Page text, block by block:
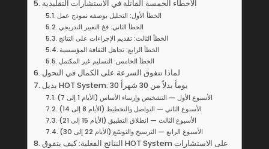
الأخطاء الخمسة القاتلة في الاستشارات التقليدية
الخطأ الأول: التحليل بوصفه نموذج عمل
الخطأ الثاني: فخ التغيير التدريجي
الخطأ الثالث: تقديم الإجراءات على النتائج
الخطأ الرابع: تجاهل الثقافة المؤسسية
الخطأ الخامس: التسليم غير المكتمل
لماذا تتفوق السرعة على الكمال في التحول
بديل HOT System: 30 يوماً بدلاً من 30 شهراً
الأسبوع الأول — التشخيص وإرساء الأساس (الأيام 1 إلى 7)
الأسبوع الثاني — التواصل والتخطيط (الأيام 8 إلى 14)
الأسبوع الثالث — انطلاق التطبيق (الأيام 15 إلى 21)
الأسبوع الرابع — الترسيخ والتوسّع (الأيام 22 إلى 30)
النتائج الفعلية: كيف يتفوق HOT System على الاستشارات